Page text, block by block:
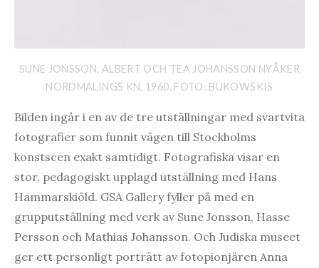
SUNE JONSSON, ALBERT OCH TEA JOHANSSON NYÅKER
NORDMALINGS KN, 1960. FOTO: BUKOWSKIS
Bilden ingår i en av de tre utställningar med svartvita
fotografier som funnit vägen till Stockholms
konstscen exakt samtidigt. Fotografiska visar en
stor, pedagogiskt upplagd utställning med Hans
Hammarskiöld. GSA Gallery fyller på med en
grupputställning med verk av Sune Jonsson, Hasse
Persson och Mathias Johansson. Och Judiska museet
ger ett personligt porträtt av fotopionjären Anna